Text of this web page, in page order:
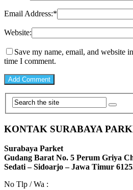
Email Address:*
Website:
Save my name, email, and website
time I comment.
KONTAK SURABAYA
Surabaya Parket
Gudang Barat No. 5 Perum Griya
Sedati – Sidoarjo – Jawa Timur
No Tlp / Wa :